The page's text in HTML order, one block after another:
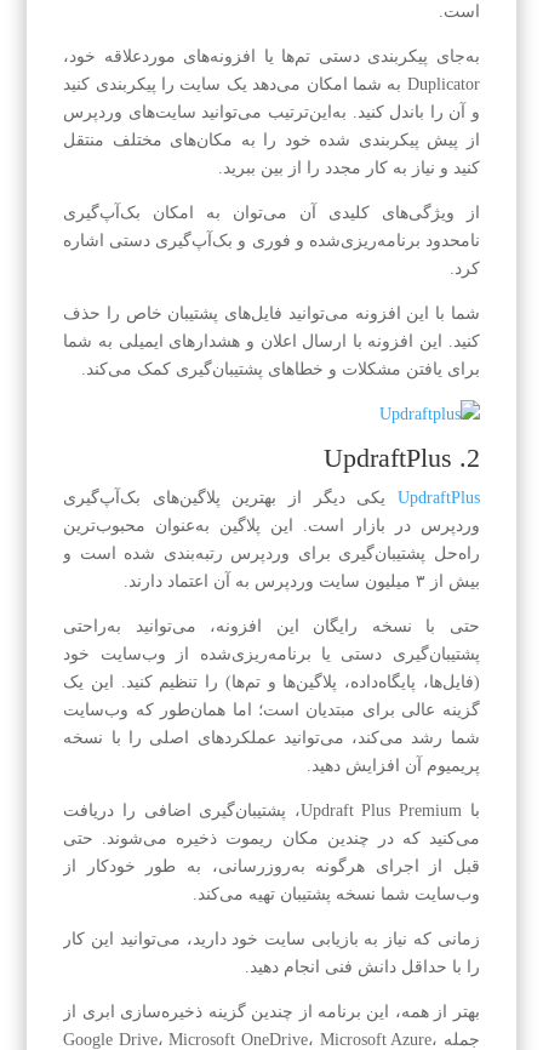
است.
به‌جای پیکربندی دستی تم‌ها یا افزونه‌های موردعلاقه خود،
Duplicator به شما امکان می‌دهد یک سایت را پیکربندی کنید
و آن را باندل کنید. به‌این‌ترتیب می‌توانید سایت‌های وردپرس
از پیش پیکربندی شده خود را به مکان‌های مختلف منتقل
کنید و نیاز به کار مجدد را از بین ببرید.
از ویژگی‌های کلیدی آن می‌توان به امکان بک‌آپ‌گیری
نامحدود برنامه‌ریزی‌شده و فوری و بک‌آپ‌گیری دستی اشاره
کرد.
شما با این افزونه می‌توانید فایل‌های پشتیبان خاص را حذف
کنید. این افزونه با ارسال اعلان و هشدارهای ایمیلی به شما
برای یافتن مشکلات و خطاهای پشتیبان‌گیری کمک می‌کند.
2. UpdraftPlus
UpdraftPlus یکی دیگر از بهترین پلاگین‌های بک‌آپ‌گیری
وردپرس در بازار است. این پلاگین به‌عنوان محبوب‌ترین
راه‌حل پشتیبان‌گیری برای وردپرس رتبه‌بندی شده است و
بیش از ۳ میلیون سایت وردپرس به آن اعتماد دارند.
حتی با نسخه رایگان این افزونه، می‌توانید به‌راحتی
پشتیبان‌گیری دستی یا برنامه‌ریزی‌شده از وب‌سایت خود
(فایل‌ها، پایگاه‌داده، پلاگین‌ها و تم‌ها) را تنظیم کنید. این یک
گزینه عالی برای مبتدیان است؛ اما همان‌طور که وب‌سایت
شما رشد می‌کند، می‌توانید عملکردهای اصلی را با نسخه
پریمیوم آن افزایش دهید.
با Updraft Plus Premium، پشتیبان‌گیری اضافی را دریافت
می‌کنید که در چندین مکان ریموت ذخیره می‌شوند. حتی
قبل از اجرای هرگونه به‌روزرسانی، به طور خودکار از
وب‌سایت شما نسخه پشتیبان تهیه می‌کند.
زمانی که نیاز به بازیابی سایت خود دارید، می‌توانید این کار
را با حداقل دانش فنی انجام دهید.
بهتر از همه، این برنامه از چندین گزینه ذخیره‌سازی ابری از
جمله Google Drive، Microsoft OneDrive، Microsoft Azure،